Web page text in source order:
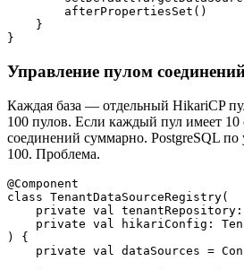
        afterPropertiesSet()
    }
Управление пулом
Каждая база — отдельный HikariCP
100 пулов. Если каждый пул имеет
соединений суммарно. PostgreSQL
100. Проблема.
@Component
class TenantDataSourceRegistry(
private val
private val hikariConfig:
) {
private val dataSources =